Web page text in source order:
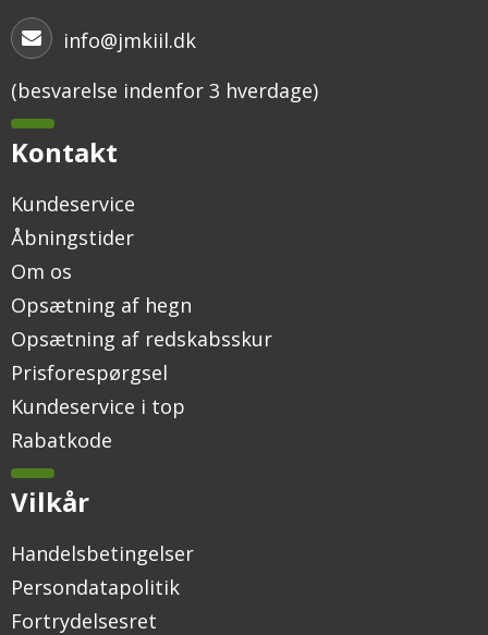
info@jmkiil.dk
(besvarelse indenfor 3 hverdage)
Kontakt
Kundeservice
Åbningstider
Om os
Opsætning af hegn
Opsætning af redskabsskur
Prisforespørgsel
Kundeservice i top
Rabatkode
Vilkår
Handelsbetingelser
Persondatapolitik
Fortrydelsesret